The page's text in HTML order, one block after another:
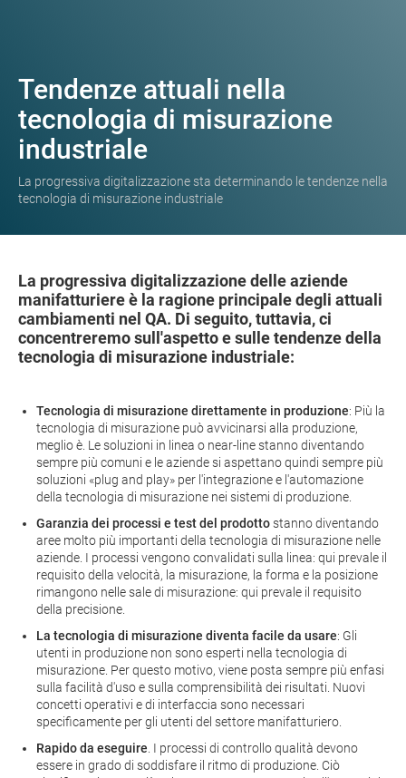
Tendenze attuali nella
tecnologia di misurazione
industriale
La progressiva digitalizzazione sta determinando le tendenze nella
tecnologia di misurazione industriale
La progressiva digitalizzazione delle aziende
manifatturiere è la ragione principale degli attuali
cambiamenti nel QA. Di seguito, tuttavia, ci
concentreremo sull'aspetto e sulle tendenze della
tecnologia di misurazione industriale:
Tecnologia di misurazione direttamente in produzione: Più la
tecnologia di misurazione può avvicinarsi alla produzione,
meglio è. Le soluzioni in linea o near-line stanno diventando
sempre più comuni e le aziende si aspettano quindi sempre più
soluzioni «plug and play» per l'integrazione e l'automazione
della tecnologia di misurazione nei sistemi di produzione.
Garanzia dei processi e test del prodottostanno diventando
aree molto più importanti della tecnologia di misurazione nelle
aziende. I processi vengono convalidati sulla linea: qui prevale il
requisito della velocità, la misurazione, la forma e la posizione
rimangono nelle sale di misurazione: qui prevale il requisito
della precisione.
La tecnologia di misurazione diventa facile da usare: Gli
utenti in produzione non sono esperti nella tecnologia di
misurazione. Per questo motivo, viene posta sempre più enfasi
sulla facilità d'uso e sulla comprensibilità dei risultati. Nuovi
concetti operativi e di interfaccia sono necessari
specificamente per gli utenti del settore manifatturiero.
Rapido da eseguire. I processi di controllo qualità devono
essere in grado di soddisfare il ritmo di produzione. Ciò